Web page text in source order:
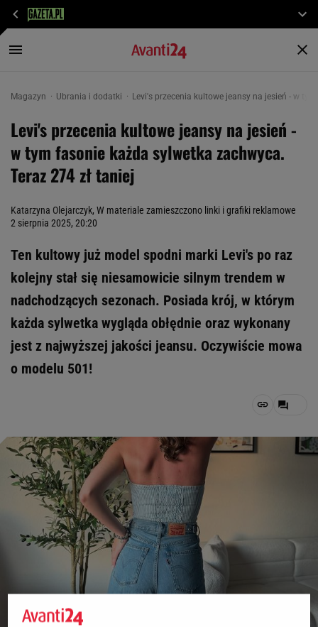
Magazyn Ubrania i dodatki Levi's przecenia kultowe jeansy na jesień - w
Levi's przecenia kultowe jeansy na jesień -
w tym fasonie każda sylwetka zachwyca.
Teraz 274 zł taniej
Katarzyna Olejarczyk, W materiale zamieszczono linki i grafiki reklamowe
2 sierpnia 2025, 20:20
Ten kultowy już model spodni marki Levi's po raz
kolejny stał się niesamowicie silnym trendem w
nadchodzących sezonach. Posiada krój, w którym
każda sylwetka wygląda obłędnie oraz wykonany
jest z najwyższej jakości jeansu. Oczywiście mowa
o modelu 501!